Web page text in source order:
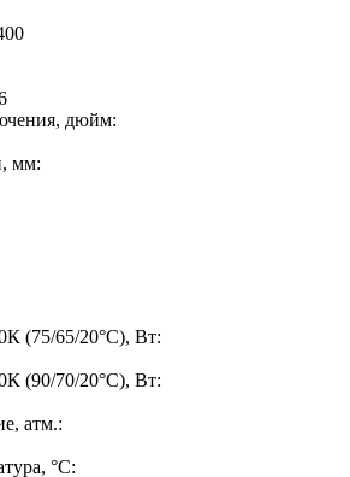
дюйм:
мм:
(75/65/20°C), Вт:
(90/70/20°C), Вт:
атм.:
°C: